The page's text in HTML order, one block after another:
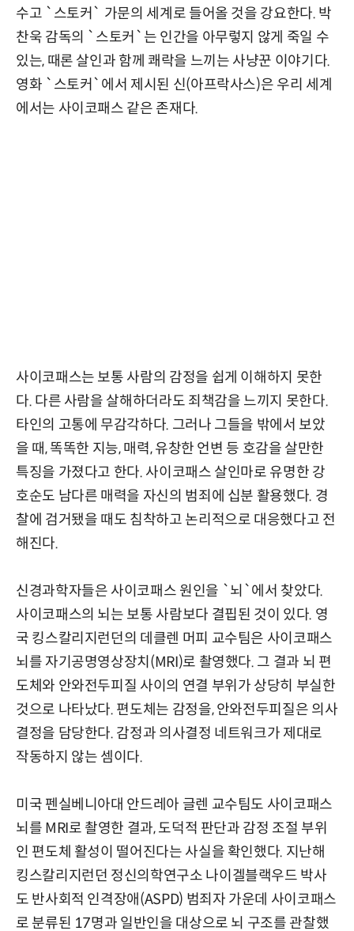
수고 `스토커` 가문의 세계로 들어올 것을 강요한다. 박
찬욱 감독의 `스토커`는 인간을 아무렇지 않게 죽일 수
있는, 때론 살인과 함께 쾌락을 느끼는 사냥꾼 이야기다.
영화 `스토커`에서 제시된 신(아프락사스)은 우리 세계
에서는 사이코패스 같은 존재다.
사이코패스는 보통 사람의 감정을 쉽게 이해하지 못한
다. 다른 사람을 살해하더라도 죄책감을 느끼지 못한다.
타인의 고통에 무감각하다. 그러나 그들을 밖에서 보았
을 때, 똑똑한 지능, 매력, 유창한 언변 등 호감을 살만한
특징을 가졌다고 한다. 사이코패스 살인마로 유명한 강
호순도 남다른 매력을 자신의 범죄에 십분 활용했다. 경
찰에 검거됐을 때도 침착하고 논리적으로 대응했다고 전
해진다.
신경과학자들은 사이코패스 원인을 `뇌`에서 찾았다.
사이코패스의 뇌는 보통 사람보다 결핍된 것이 있다. 영
국 킹스칼리지런던의 데클렌 머피 교수팀은 사이코패스
뇌를 자기공명영상장치(MRI)로 촬영했다. 그 결과 뇌 편
도체와 안와전두피질 사이의 연결 부위가 상당히 부실한
것으로 나타났다. 편도체는 감정을, 안와전두피질은 의사
결정을 담당한다. 감정과 의사결정 네트워크가 제대로
작동하지 않는 셈이다.
미국 펜실베니아대 안드레아 글렌 교수팀도 사이코패스
뇌를 MRI로 촬영한 결과, 도덕적 판단과 감정 조절 부위
인 편도체 활성이 떨어진다는 사실을 확인했다. 지난해
킹스칼리지런던 정신의학연구소 나이겔블랙우드 박사
도 반사회적 인격장애(ASPD) 범죄자 가운데 사이코패스
로 분류된 17명과 일반인을 대상으로 뇌 구조를 관찰했